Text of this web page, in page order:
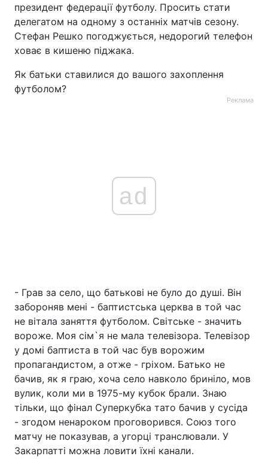
президент федерації футболу. Просить стати
делегатом на одному з останніх матчів сезону.
Стефан Решко погоджується, недорогий телефон
ховає в кишеню піджака.
Як батьки ставилися до вашого захоплення
футболом?
Реклама
ad
- Грав за село, що батькові не було до душі. Він
забороняв мені - баптистська церква в той час
не вітала заняття футболом. Світське - значить
вороже. Моя сім`я не мала телевізора. Телевізор
у домі баптиста в той час був ворожим
пропагандистом, а отже - гріхом. Батько не
бачив, як я граю, хоча село навколо бриніло, мов
вулик, коли ми в 1975-му кубок брали. Знаю
тільки, що фінал Суперкубка тато бачив у сусіда
- згодом ненароком проговорився. Союз того
матчу не показував, а угорці транслювали. У
Закарпатті можна ловити їхні канали.